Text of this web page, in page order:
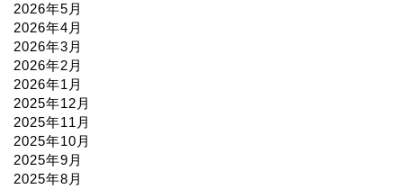
2026年5月
2026年4月
2026年3月
2026年2月
2026年1月
2025年12月
2025年11月
2025年10月
2025年9月
2025年8月